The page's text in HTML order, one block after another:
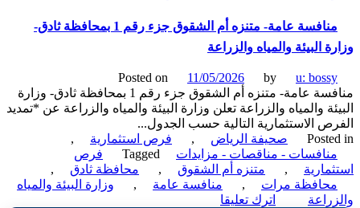
عامة-
تشغيل
تجارية-
بلدية
بدائع
العضيان
منافسة عامة- متنزه أم الشقوق جزء رقم 1 بمحافظة ثادق-
البيئة والمياه والزراعة
Posted on 11/05/2026 by
u:
منافسة عامة- متنزه أم الشقوق جزء رقم 1 بمحافظة ثادق- وزارة
والمياه والزراعة تعلن وزارة البيئة والمياه والزراعة عن *تمديد
الاستثمارية التالية حسب الجدول...
صحيفة الرياض , فرص استثمارية
,
- مناقصات - مزايدات
Tagged
فرص
, متنزه أم الشقوق , محافظة ثادق
,
مرات
, منافسة عامة ,
وزارة البيئة والمياه
اترك تعليقاon